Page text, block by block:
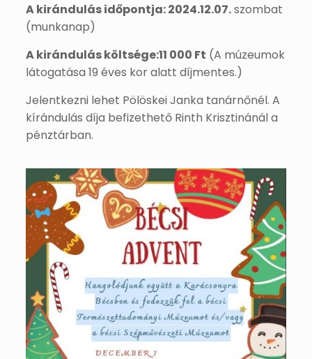
A kirándulás időpontja: 2024.12.07.szombat
(munkanap)
A kirándulás költsége:11 000 Ft (A múzeumok
látogatása 19 éves kor alatt díjmentes.)
Jelentkezni lehet Pölöskei Janka tanárnőnél. A
kírándulás díja befizethető Rinth Krisztinánál a
pénztárban.